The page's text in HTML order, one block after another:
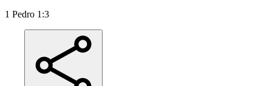
1 Pedro 1:3